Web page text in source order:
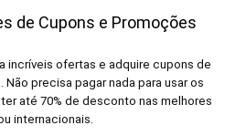
de Cupons e Promoções
incríveis ofertas e adquire cupons de
precisa pagar nada para usar os
até 70% de desconto nas melhores
internacionais.